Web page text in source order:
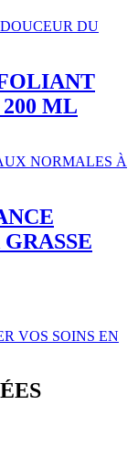
ML
VOS SOINS EN